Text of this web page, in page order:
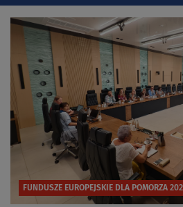
FUNDUSZE EUROPEJSKIE DLA POMORZA